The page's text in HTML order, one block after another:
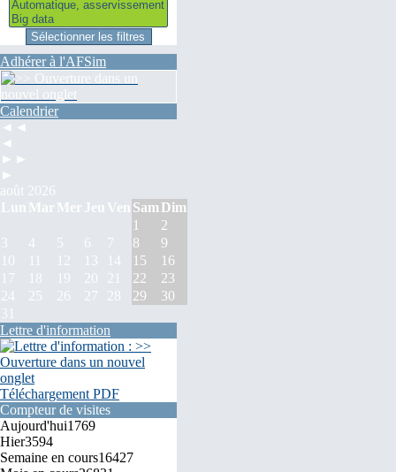
Adhérer à l'AFSim
Calendrier
◄◄
◄
►►
►
août 2026
Lun Mar Mer Jeu Ven Sam Dim
1
2
3
4 5 6 7 8
9
10
11 12 13 14 15
16
17
18 19 20 21 22
23
24
25 26 27 28 29
30
31
Lettre d'information
Téléchargement PDF
Compteur de visites
Aujourd'hui1769
Hier3594
Semaine en cours16427